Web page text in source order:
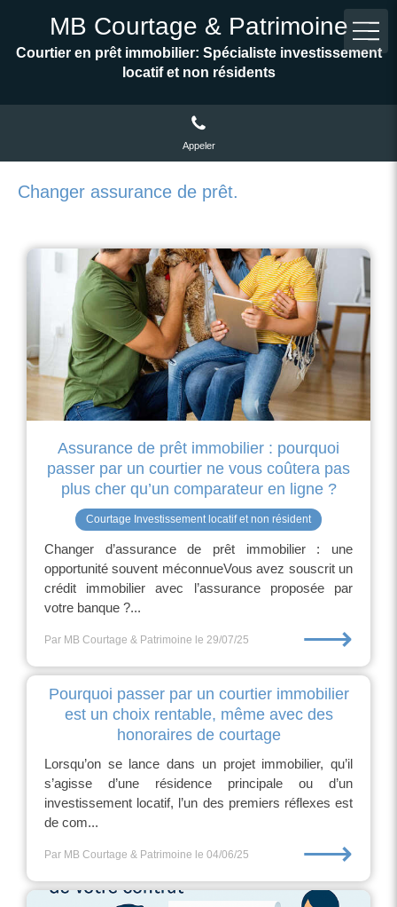
MB Courtage & Patrimoine
Courtier en prêt immobilier: Spécialiste investissement
locatif et non résidents
Appeler
Changer assurance de prêt.
Assurance de prêt immobilier : pourquoi
passer par un courtier ne vous coûtera pas
plus cher qu’un comparateur en ligne ?
Courtage Investissement locatif et non résident
Changer d’assurance de prêt immobilier : une
opportunité souvent méconnueVous avez souscrit un
crédit immobilier avec l’assurance proposée par
votre banque ?...
Par MB Courtage & Patrimoine le 29/07/25 ⟶
Pourquoi passer par un courtier immobilier
est un choix rentable, même avec des
honoraires de courtage
Lorsqu’on se lance dans un projet immobilier, qu’il
s’agisse d’une résidence principale ou d’un
investissement locatif, l’un des premiers réflexes est
de com...
Par MB Courtage & Patrimoine le 04/06/25 ⟶